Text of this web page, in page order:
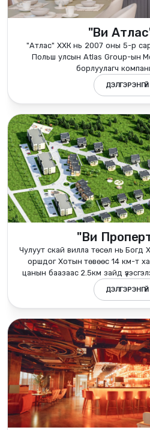
"Ви
"Атлас" ХХК нь 2007 оны 5-р
Польш улсын Atlas Group-ын
борлуулагч
ДЭЛГЭРЭНГҮЙ
"Ви
Чулуут скай вилла төсөл нь
оршдог Хотын төвөөс 14 км-т
цанын баазаас 2.5км зайд
байршилтай хаус
ДЭЛГЭРЭНГҮЙ